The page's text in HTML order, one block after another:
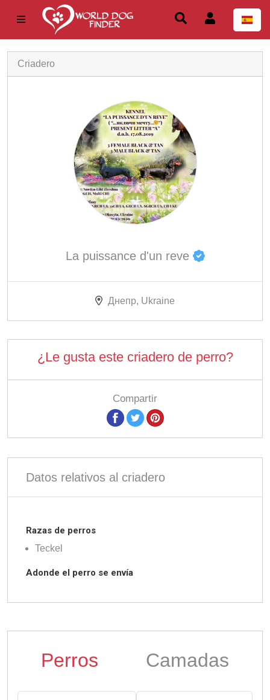
Criadero
La puissance d'un reve
Днепр, Ukraine
¿Le gusta este criadero de perro?
Compartir
Datos relativos al criadero
Razas de perros
Teckel
Adonde el perro se envía
Perros Camadas